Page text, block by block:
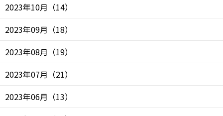
2023年10月 （14）
2023年09月 （18）
2023年08月 （19）
2023年07月 （21）
2023年06月 （13）